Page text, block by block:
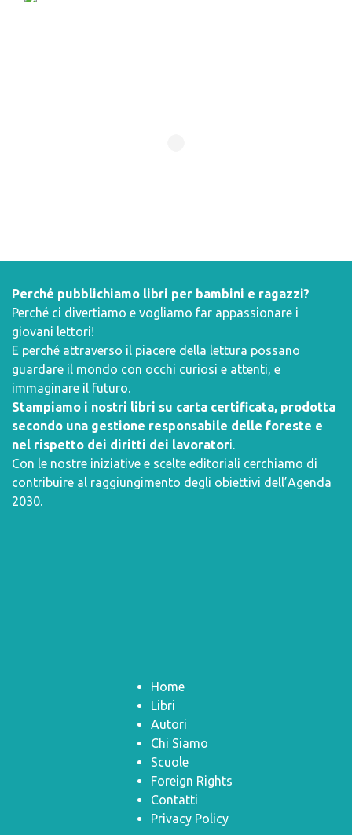
Perché pubblichiamo libri per bambini e ragazzi?
Perché ci divertiamo e vogliamo far appassionare i
giovani lettori!
E perché attraverso il piacere della lettura possano
guardare il mondo con occhi curiosi e attenti, e
immaginare il futuro.
Stampiamo i nostri libri su carta certificata, prodotta
secondo una gestione responsabile delle foreste e
nel rispetto dei diritti dei lavoratori.
Con le nostre iniziative e scelte editoriali cerchiamo di
contribuire al raggiungimento degli obiettivi dell’Agenda
2030.
Home
Libri
Autori
Chi Siamo
Scuole
Foreign Rights
Contatti
Privacy Policy